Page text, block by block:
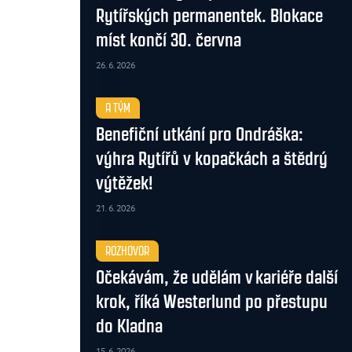
Rytířských permanentek. Blokace
míst končí 30. června
26. 6. 2026
A TÝM
Benefiční utkání pro Ondráška:
výhra Rytířů v kopačkách a štědrý
výtěžek!
21. 6. 2026
ROZHOVOR
Očekávám, že udělám v kariéře další
krok, říká Westerlund po přestupu
do Kladna